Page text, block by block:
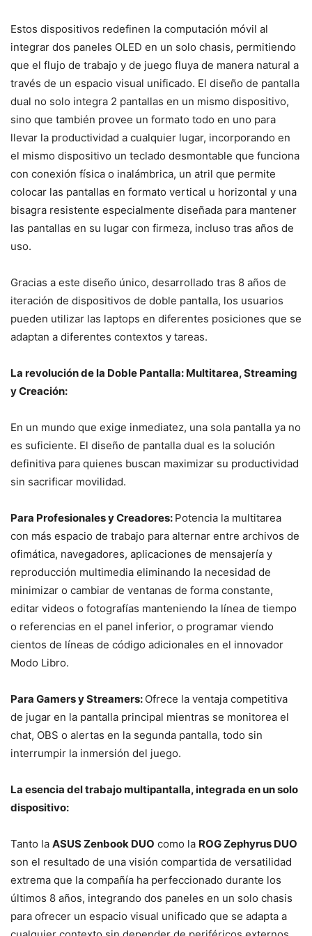
Estos dispositivos redefinen la computación móvil al
integrar dos paneles OLED en un solo chasis, permitiendo
que el flujo de trabajo y de juego fluya de manera natural a
través de un espacio visual unificado. El diseño de pantalla
dual no solo integra 2 pantallas en un mismo dispositivo,
sino que también provee un formato todo en uno para
llevar la productividad a cualquier lugar, incorporando en
el mismo dispositivo un teclado desmontable que funciona
con conexión física o inalámbrica, un atril que permite
colocar las pantallas en formato vertical u horizontal y una
bisagra resistente especialmente diseñada para mantener
las pantallas en su lugar con firmeza, incluso tras años de
uso.
Gracias a este diseño único, desarrollado tras 8 años de
iteración de dispositivos de doble pantalla, los usuarios
pueden utilizar las laptops en diferentes posiciones que se
adaptan a diferentes contextos y tareas.
La revolución de la Doble Pantalla: Multitarea, Streaming
y Creación:
En un mundo que exige inmediatez, una sola pantalla ya no
es suficiente. El diseño de pantalla dual es la solución
definitiva para quienes buscan maximizar su productividad
sin sacrificar movilidad.
Para Profesionales y Creadores: Potencia la multitarea
con más espacio de trabajo para alternar entre archivos de
ofimática, navegadores, aplicaciones de mensajería y
reproducción multimedia eliminando la necesidad de
minimizar o cambiar de ventanas de forma constante,
editar videos o fotografías manteniendo la línea de tiempo
o referencias en el panel inferior, o programar viendo
cientos de líneas de código adicionales en el innovador
Modo Libro.
Para Gamers y Streamers: Ofrece la ventaja competitiva
de jugar en la pantalla principal mientras se monitorea el
chat, OBS o alertas en la segunda pantalla, todo sin
interrumpir la inmersión del juego.
La esencia del trabajo multipantalla, integrada en un solo
dispositivo:
Tanto la ASUS Zenbook DUO como la ROG Zephyrus DUO
son el resultado de una visión compartida de versatilidad
extrema que la compañía ha perfeccionado durante los
últimos 8 años, integrando dos paneles en un solo chasis
para ofrecer un espacio visual unificado que se adapta a